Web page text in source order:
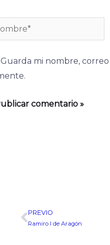
Guarda mi nombre,
Ant
PREVIO
Ramiro I de Aragón